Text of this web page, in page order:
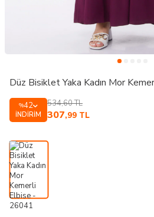
Düz Bisiklet Yaka Kadın Mor
%42
İNDIRIM
534,60TL
307,99 TL